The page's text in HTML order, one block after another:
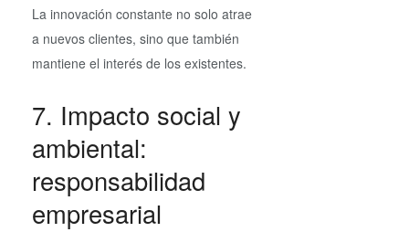
La innovación constante no solo atrae
a nuevos clientes, sino que también
mantiene el interés de los existentes.
7. Impacto social y
ambiental:
responsabilidad
empresarial